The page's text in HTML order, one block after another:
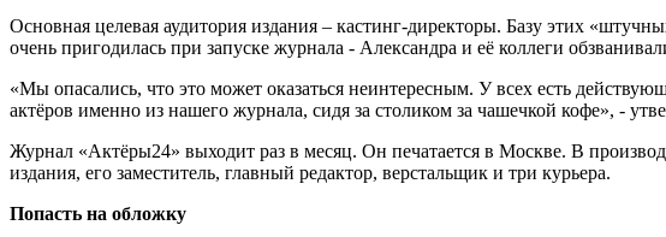
Основная целевая аудитория издания – кастинг-директоры. Базу этих
очень пригодилась при запуске журнала - Александра и её коллеги
«Мы опасались, что это может оказаться неинтересным. У всех есть
актёров именно из нашего журнала, сидя за столиком за чашечкой кофе», -
Журнал «Актёры24» выходит раз в месяц. Он печатается в Москве. В
издания, его заместитель, главный редактор, верстальщик и три курьера.
Попасть на обложку